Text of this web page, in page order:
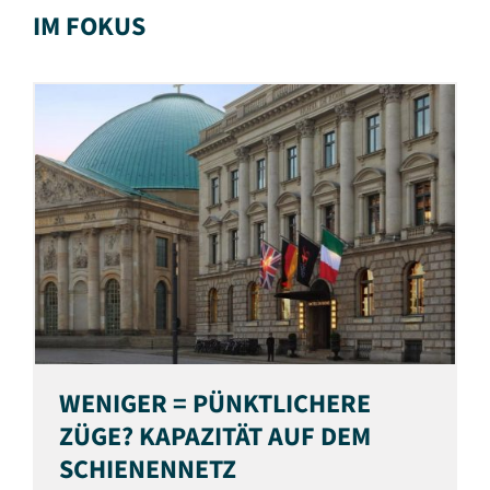
IM FOKUS
WENIGER = PÜNKTLICHERE
ZÜGE? KAPAZITÄT AUF DEM
SCHIENENNETZ